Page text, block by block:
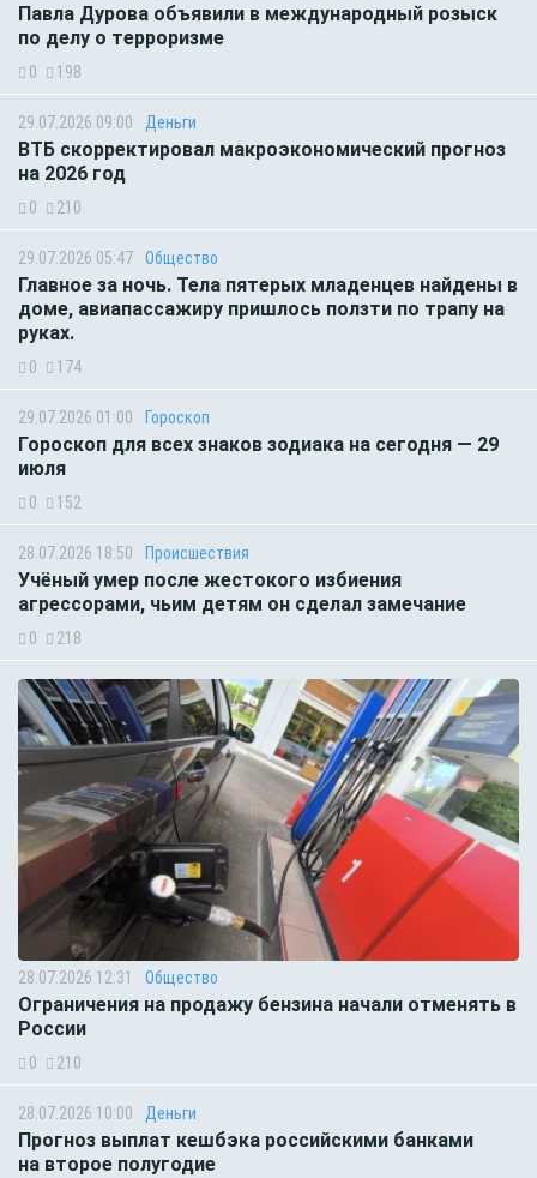
Павла Дурова объявили в международный розыск
по делу о терроризме
0 198
29.07.2026 09:00 Деньги
ВТБ скорректировал макроэкономический прогноз
на 2026 год
0 210
29.07.2026 05:47 Общество
Главное за ночь. Тела пятерых младенцев найдены в
доме, авиапассажиру пришлось ползти по трапу на
руках.
0 174
29.07.2026 01:00 Гороскоп
Гороскоп для всех знаков зодиака на сегодня — 29
июля
0 152
28.07.2026 18:50 Происшествия
Учёный умер после жестокого избиения
агрессорами, чьим детям он сделал замечание
0 218
28.07.2026 12:31 Общество
Ограничения на продажу бензина начали отменять в
России
0 210
28.07.2026 10:00 Деньги
Прогноз выплат кешбэка российскими банками
на второе полугодие